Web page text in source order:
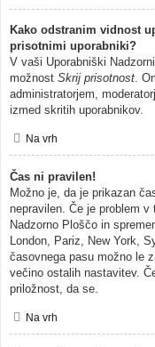
Kako odstranim vidnost
prisotnimi uporabniki?
V vaši Uporabniški
možnost Skrij prisotnost .
administratorjem,
izmed skritih uporabnikov.
Na vrh
Čas ni pravilen!
Možno je, da je prikazan
nepravilen. Če je problem
Nadzorno Ploščo in
London, Pariz, New York,
časovnega pasu možno le
večino ostalih nastavitev.
priložnost, da se.
Na vrh